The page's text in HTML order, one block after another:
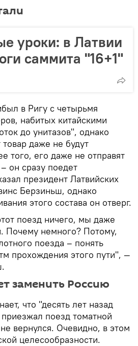
уроки: в Латвии
саммита "16+1"
в Ригу с четырьмя
набитых китайскими
до унитазов", однако
даже не будут
того, его даже не отправят
он сразу поедет
президент Латвийских
Берзиньш, однако
этого состава он отверг.
поезд ничего, мы даже
Почему немного? Потому,
поезда – понять
прохождения этого пути", —
заменить Россию
что "десять лет назад
поезд томатной
вернулся. Очевидно, в этом
целесообразности.